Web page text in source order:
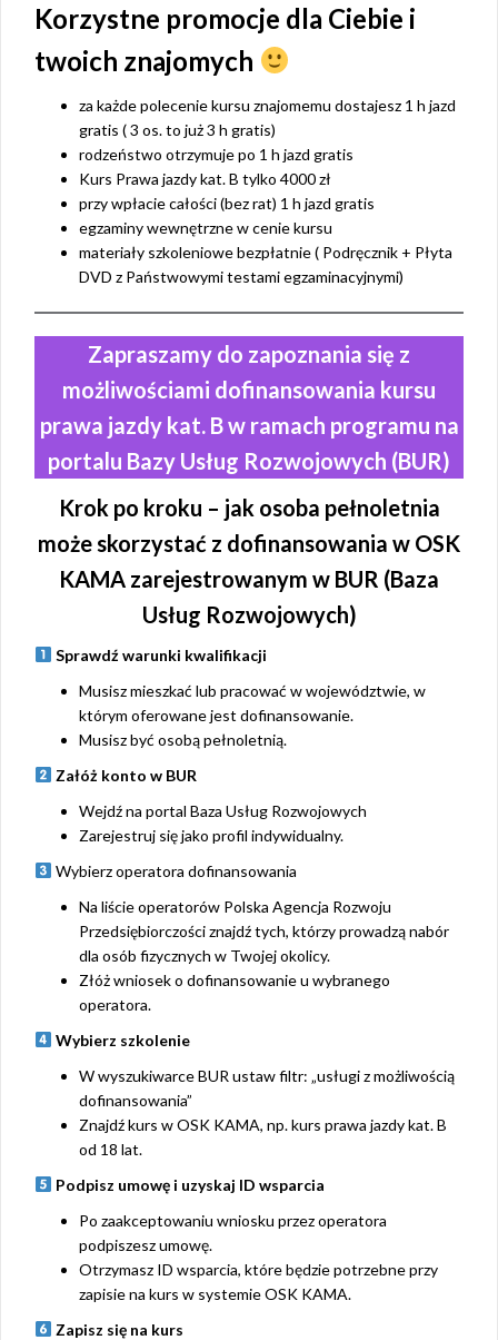
Korzystne promocje dla Ciebie i
twoich znajomych
za każde polecenie kursu znajomemu dostajesz 1 h jazd
gratis ( 3 os. to już 3 h gratis)
rodzeństwo otrzymuje po 1 h jazd gratis
Kurs Prawa jazdy kat. B tylko 4000 zł
przy wpłacie całości (bez rat) 1 h jazd gratis
egzaminy wewnętrzne w cenie kursu
materiały szkoleniowe bezpłatnie ( Podręcznik + Płyta
DVD z Państwowymi testami egzaminacyjnymi)
Zapraszamy do zapoznania się z
możliwościami dofinansowania kursu
prawa jazdy kat. B w ramach programu na
portalu Bazy Usług Rozwojowych (BUR)
Krok po kroku – jak osoba pełnoletnia
może skorzystać z dofinansowania w OSK
KAMA zarejestrowanym w BUR (Baza
Usług Rozwojowych)
Sprawdź warunki kwalifikacji
Musisz mieszkać lub pracować w województwie, w
którym oferowane jest dofinansowanie.
Musisz być osobą pełnoletnią.
Załóż konto w BUR
Wejdź na portal Baza Usług Rozwojowych
Zarejestruj się jako profil indywidualny.
Wybierz operatora dofinansowania
Na liście operatorów Polska Agencja Rozwoju
Przedsiębiorczości znajdź tych, którzy prowadzą nabór
dla osób fizycznych w Twojej okolicy.
Złóż wniosek o dofinansowanie u wybranego
operatora.
Wybierz szkolenie
W wyszukiwarce BUR ustaw filtr: „usługi z możliwością
dofinansowania”
Znajdź kurs w OSK KAMA, np. kurs prawa jazdy kat. B
od 18 lat.
Podpisz umowę i uzyskaj ID wsparcia
Po zaakceptowaniu wniosku przez operatora
podpiszesz umowę.
Otrzymasz ID wsparcia, które będzie potrzebne przy
zapisie na kurs w systemie OSK KAMA.
Zapisz się na kurs